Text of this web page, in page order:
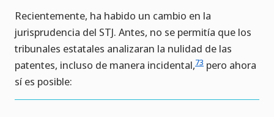
Recientemente, ha habido un cambio en la
jurisprudencia del STJ. Antes, no se permitía que los
tribunales estatales analizaran la nulidad de las
patentes, incluso de manera incidental,73 pero ahora
sí es posible: